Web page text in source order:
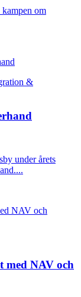
kampen om
&
under årets
med NAV och